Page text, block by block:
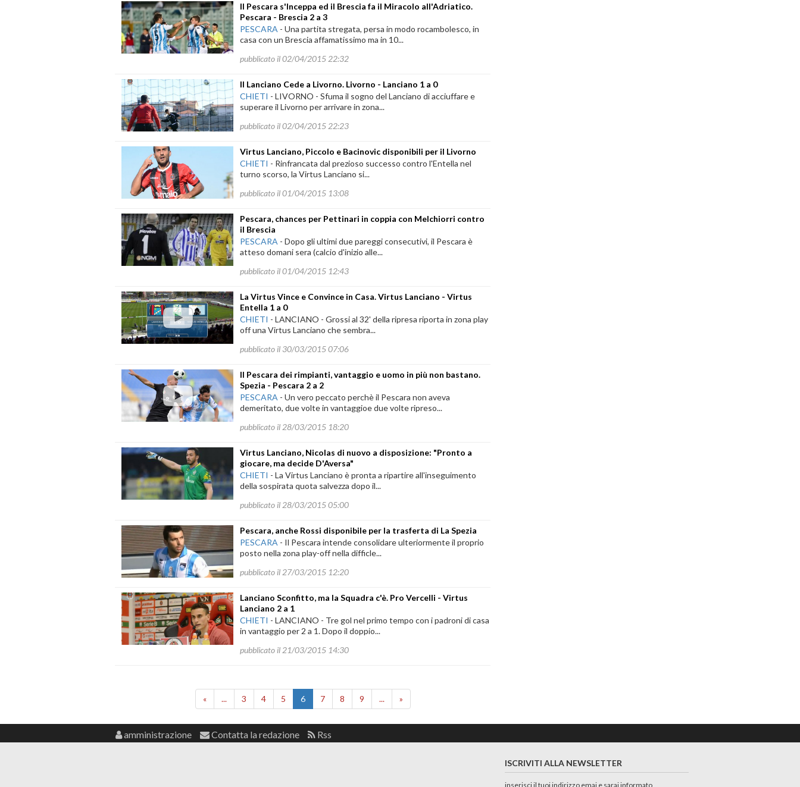
Il Pescara s'Inceppa ed il Brescia fa il Miracolo all'Adriatico.
Pescara - Brescia 2 a 3
PESCARA - Una partita stregata, persa in modo rocambolesco, in
casa con un Brescia affamatissimo ma in 10...
pubblicato il 02/04/2015 22:32
Il Lanciano Cede a Livorno. Livorno - Lanciano 1 a 0
CHIETI - LIVORNO - Sfuma il sogno del Lanciano di acciuffare e
superare il Livorno per arrivare in zona...
pubblicato il 02/04/2015 22:23
Virtus Lanciano, Piccolo e Bacinovic disponibili per il Livorno
CHIETI - Rinfrancata dal prezioso successo contro l'Entella nel
turno scorso, la Virtus Lanciano si...
pubblicato il 01/04/2015 13:08
Pescara, chances per Pettinari in coppia con Melchiorri contro
il Brescia
PESCARA - Dopo gli ultimi due pareggi consecutivi, il Pescara è
atteso domani sera (calcio d'inizio alle...
pubblicato il 01/04/2015 12:43
La Virtus Vince e Convince in Casa. Virtus Lanciano - Virtus
Entella 1 a 0
CHIETI - LANCIANO - Grossi al 32' della ripresa riporta in zona play
off una Virtus Lanciano che sembra...
pubblicato il 30/03/2015 07:06
Il Pescara dei rimpianti, vantaggio e uomo in più non bastano.
Spezia - Pescara 2 a 2
PESCARA - Un vero peccato perchè il Pescara non aveva
demeritato, due volte in vantaggioe due volte ripreso...
pubblicato il 28/03/2015 18:20
Virtus Lanciano, Nicolas di nuovo a disposizione: "Pronto a
giocare, ma decide D'Aversa"
CHIETI - La Virtus Lanciano è pronta a ripartire all'inseguimento
della sospirata quota salvezza dopo il...
pubblicato il 28/03/2015 05:00
Pescara, anche Rossi disponibile per la trasferta di La Spezia
PESCARA - Il Pescara intende consolidare ulteriormente il proprio
posto nella zona play-off nella difficle...
pubblicato il 27/03/2015 12:20
Lanciano Sconfitto, ma la Squadra c'è. Pro Vercelli - Virtus
Lanciano 2 a 1
CHIETI - LANCIANO - Tre gol nel primo tempo con i padroni di casa
in vantaggio per 2 a 1. Dopo il doppio...
pubblicato il 21/03/2015 14:30
« ... 3 4 5 6 7 8 9 ... »
amministrazione Contatta la redazione Rss
ISCRIVITI ALLA NEWSLETTER
inserisci il tuoi indirizzo emai e sarai informato